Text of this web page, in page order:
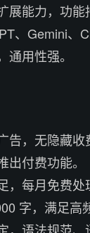
展能力，功能
、Gemini、
通用性强。
告，无隐藏
出付费功能。
，每月免费
字，满足高
，语法规范